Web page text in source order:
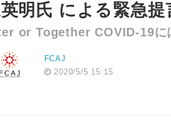
明氏 による緊急提
or Together COVID-19に
FCAJ
2020/5/5 15:15